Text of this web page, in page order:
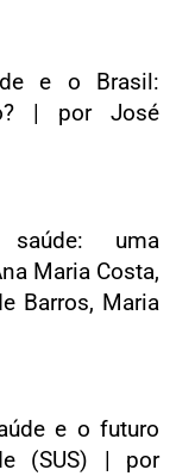
e o Brasil:
| por José
uma
Maria Costa,
Barros, Maria
e o futuro
(SUS) | por